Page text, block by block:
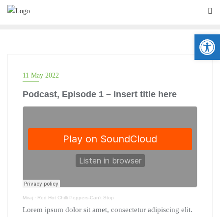
11 May 2022
Podcast, Episode 1 – Insert title here
Miraj · Red Hot Chilli Peppers-Can’t Stop
Lorem ipsum dolor sit amet, consectetur adipiscing elit.